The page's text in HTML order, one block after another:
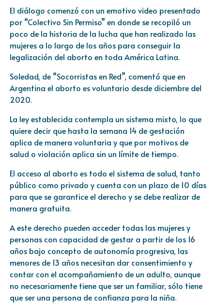
El diálogo comenzó con un emotivo video presentado
por “Colectivo Sin Permiso” en donde se recopiló un
poco de la historia de la lucha que han realizado las
mujeres a lo largo de los años para conseguir la
legalización del aborto en toda América Latina.
Soledad, de “Socorristas en Red”, comentó que en
Argentina el aborto es voluntario desde diciembre del
2020.
La ley establecida contempla un sistema mixto, lo que
quiere decir que hasta la semana 14 de gestación
aplica de manera voluntaria y que por motivos de
salud o violación aplica sin un límite de tiempo.
El acceso al aborto es todo el sistema de salud, tanto
público como privado y cuenta con un plazo de 10 días
para que se garantice el derecho y se debe realizar de
manera gratuita.
A este derecho pueden acceder todas las mujeres y
personas con capacidad de gestar a partir de los 16
años bajo concepto de autonomía progresiva, las
menores de 13 años necesitan dar consentimiento y
contar con el acompañamiento de un adulto, aunque
no necesariamente tiene que ser un familiar, sólo tiene
que ser una persona de confianza para la niña.